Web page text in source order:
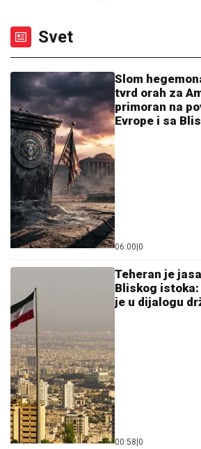
Anđelu i Gastoza opkolile ajkule!
letovanja zaprepastila Srbe (VIDEO)
OGLASILA SE
ŠTO JE BRŽE-
KONCERT"Meni to
je shvatila da
KONTROLI morala
(FOTO) NALAZI SE
BEOGRADA
Radanović nakon
pretila zbog Raleta -
poruke
NAŠI PREDLOZI:"Tip" - tiket za
STARLETA
slobodu bivšeg
POLA MILIONA
biti otac mog